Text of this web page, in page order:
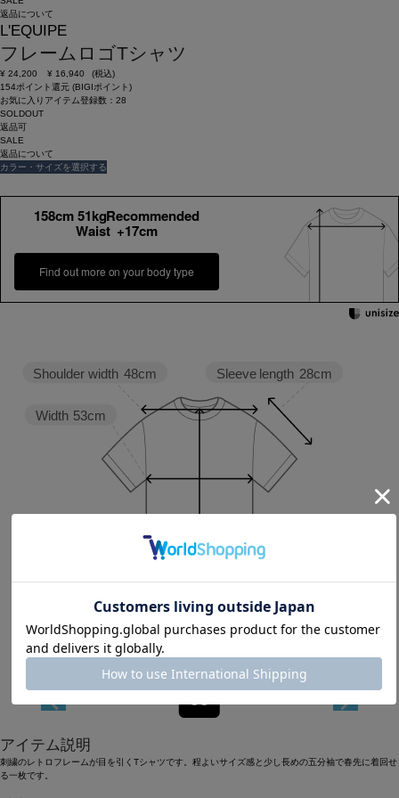
返品について
L'EQUIPE
フレームロゴTシャツ
¥ 24,200 ¥ 16,940
(税込)
154ポイント還元 (BIGIポイント)
お気に入りアイテム登録数： 28
SOLDOUT
返品可
SALE
返品について
カラー・サイズを選択する
158cm 51kgRecommended
Waist +17cm
Find out more on your body type
Sleeve length 28cm
Width 53cm
Shoulder width 48cm
アイテム説明
刺繍のレトロフレームが目を引くTシャツです。程よいサイズ感と少し長めの五分袖で春先に着回せ
る一枚です。